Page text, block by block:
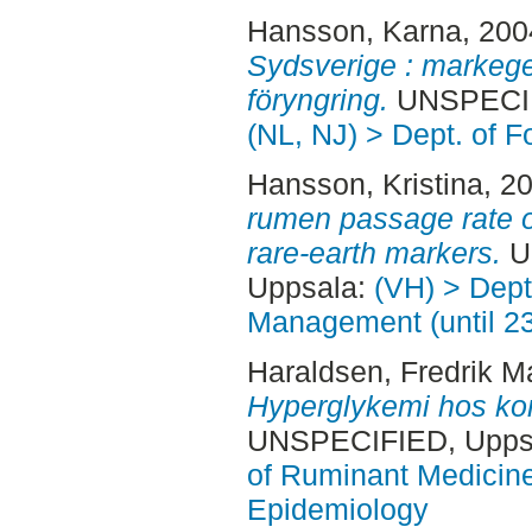
Hansson, Karna,
Sydsverige :
föryngring.
(NL, NJ) > Dept. of
Hansson, Kristina,
rumen passage rate
rare-earth markers.
Uppsala: (VH) >
Management (until
Haraldsen, Fredrik
Hyperglykemi hos
UNSPECIFIED,
of Ruminant
Epidemiology